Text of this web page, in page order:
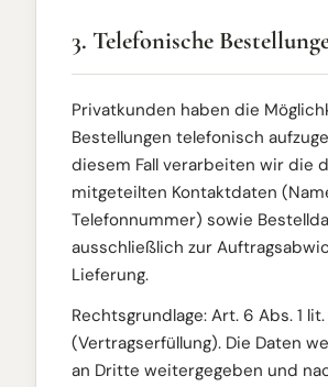
3. Telefonische
Privatkunden haben die
Bestellungen telefonisch
diesem Fall verarbeiten wir die
mitgeteilten Kontaktdaten
Telefonnummer) sowie
ausschließlich zur
Lieferung.
Rechtsgrundlage: Art. 6 Abs. 1 lit.
(Vertragserfüllung). Die Daten
an Dritte weitergegeben und